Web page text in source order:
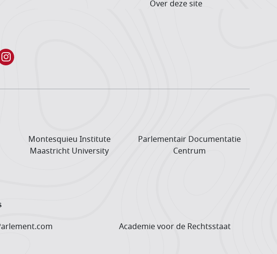
Over deze site
Montesquieu Institute
Maastricht University
Parlementair Documentatie
Centrum
Academie voor de Rechtsstaat